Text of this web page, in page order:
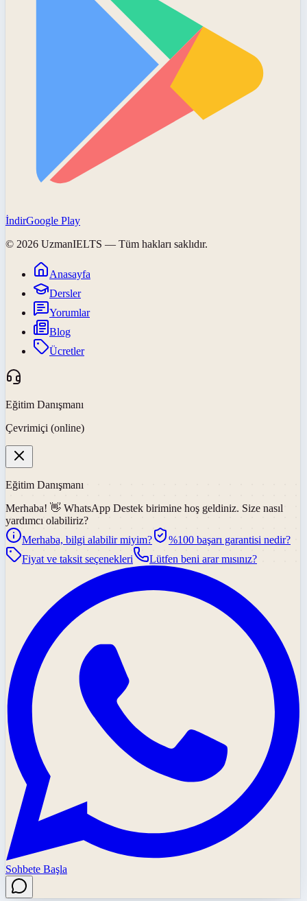
İndirGoogle Play
© 2026 UzmanIELTS — Tüm hakları saklıdır.
Anasayfa
Dersler
Yorumlar
Blog
Ücretler
Eğitim Danışmanı
Çevrimiçi (online)
Eğitim Danışmanı
Merhaba! 👋 WhatsApp Destek birimine hoş geldiniz. Size nasıl
yardımcı olabiliriz?
Merhaba, bilgi alabilir miyim?
%100 başarı garantisi nedir?
Fiyat ve taksit seçenekleri
Lütfen beni arar mısınız?
Sohbete Başla